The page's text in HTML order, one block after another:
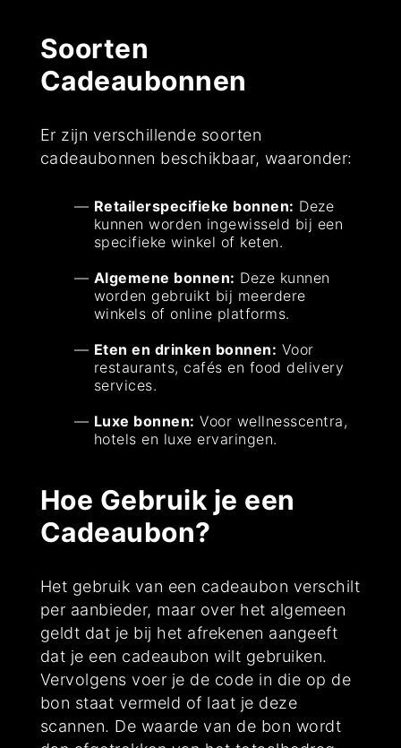
Soorten
Cadeaubonnen
Er zijn verschillende soorten
cadeaubonnen beschikbaar, waaronder:
Retailerspecifieke bonnen: Deze
kunnen worden ingewisseld bij een
specifieke winkel of keten.
Algemene bonnen: Deze kunnen
worden gebruikt bij meerdere
winkels of online platforms.
Eten en drinken bonnen: Voor
restaurants, cafés en food delivery
services.
Luxe bonnen: Voor wellnesscentra,
hotels en luxe ervaringen.
Hoe Gebruik je een
Cadeaubon?
Het gebruik van een cadeaubon verschilt
per aanbieder, maar over het algemeen
geldt dat je bij het afrekenen aangeeft
dat je een cadeaubon wilt gebruiken.
Vervolgens voer je de code in die op de
bon staat vermeld of laat je deze
scannen. De waarde van de bon wordt